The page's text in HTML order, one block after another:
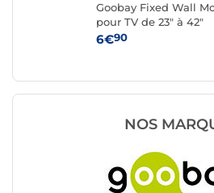
Goobay Fixed Wall
pour TV de 23" à 42"
6€90
NOS